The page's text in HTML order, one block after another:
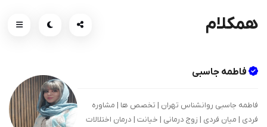
همکلام
فاطمه جاسبی
فاطمه جاسبی روانشناس تهران | تخصص ها | مشاوره
فردی | میان فردی | زوج درمانی | خیانت | درمان اختلالات